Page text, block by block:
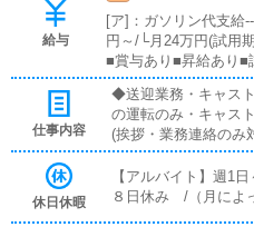
給与
[ア]：ガソリン代支給
円～/└月24万円(試用
■賞与あり■昇給あり■
仕事内容
◆送迎業務・キャス
の運転のみ・キャス
(挨拶・業務連絡のみ
入力および、ポータ
(正社員のみ)・お客
イバーへの配車指示
休日休暇
【アルバイト】週1
８日休み /（月によ